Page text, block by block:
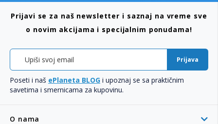
O nama
Prijavi se za naš newsletter i saznaj na vreme sve
o novim akcijama i specijalnim ponudama!
Prijava
Poseti i naš ePlaneta BLOG i upoznaj se sa praktičnim
savetima i smernicama za kupovinu.